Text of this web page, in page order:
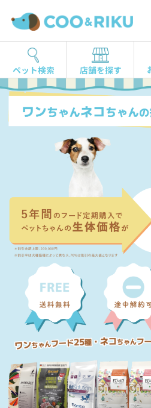
ペット検索 店舗を探す